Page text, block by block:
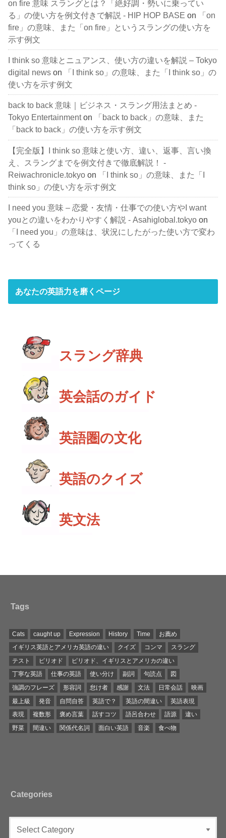
on fire 意味 スラングとは？「絶好調・勢いに乗ってい
る」の使い方を例文付きで解説 - HIP HOP BASE on
「on
fire」の意味、また「on fire」というスラングの使い方を
示す例文
I think so 意味とニュアンス、使い方の違いを解説 – Tokyo
digital news on
「I think so」の意味、また「I think so」の
使い方を示す例文
back to back 意味｜ビジネス・スラング用法まとめ -
Tokyo Entertainmenton
「back to back」の意味、また
「back to back」の使い方を示す例文
【完全版】I think so 意味と使い方、違い、返事、言い換
え、スラングまでを例文付きで徹底解説！ -
Reiwachronicle.tokyo on
「I think so」の意味、また「I
think so」の使い方を示す例文
I need you 意味 – 恋愛・友情・仕事での使い方やI want
youとの違いをわかりやすく解説 - Asahiglobal.tokyo on
「I need you」の意味は、状況にしたがった使い方で変わ
ってくる
あなたの英語力を磨くページ
スラング辞典
英会話のガイド
英語圏の文化
英語のクイズ
英文法
Tags
Cats caught up Expression History Time
お薦め
イギリス英語とアメリカ英語の違い
クイズ コンマ
スラング
テスト
ピリオド
ピリオド、イギリスとアメリカの違い
丁寧な英語
仕事の英語 使い分け 副詞 句読点
図
強調のフレーズ
形容詞 怠け者 感謝 文法 日常会話
映画
最上級
発音 自問自答 英語で？ 英語の間違い
英語表現
表現
複数形 褒め言葉 話すコツ 語呂合わせ 語源
違い
野菜
間違い 関係代名詞 面白い英語 音楽 食べ物
Categories